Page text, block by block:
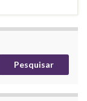
Pesquisar